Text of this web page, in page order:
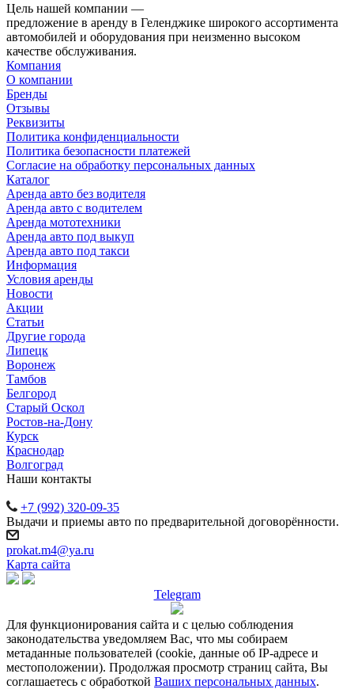
Цель нашей компании —
предложение в аренду в Геленджике широкого ассортимента
автомобилей и оборудования при неизменно высоком
качестве обслуживания.
Компания
О компании
Бренды
Отзывы
Реквизиты
Политика конфиденциальности
Политика безопасности платежей
Согласие на обработку персональных данных
Каталог
Аренда авто без водителя
Аренда авто с водителем
Аренда мототехники
Аренда авто под выкуп
Аренда авто под такси
Информация
Условия аренды
Новости
Акции
Статьи
Другие города
Липецк
Воронеж
Тамбов
Белгород
Старый Оскол
Ростов-на-Дону
Курск
Краснодар
Волгоград
Наши контакты
+7 (992) 320-09-35
Выдачи и приемы авто по предварительной договорённости.
prokat.m4@ya.ru
Карта сайта
Telegram
Для функционирования сайта и с целью соблюдения
законодательства уведомляем Вас, что мы собираем
метаданные пользователей (cookie, данные об IP-адресе и
местоположении). Продолжая просмотр страниц сайта, Вы
соглашаетесь с обработкой Ваших персональных данных.